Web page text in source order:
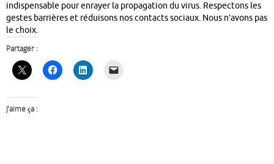
indispensable pour enrayer la propagation du virus. Respectons les
gestes barrières et réduisons nos contacts sociaux. Nous n’avons pas
le choix.
Partager :
J’aime ça :